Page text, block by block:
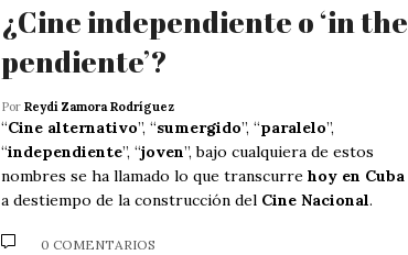
¿Cine independiente o ‘in the
pendiente’?
Por Reydi Zamora Rodríguez
“Cine alternativo”, “sumergido”, “paralelo”,
“independiente”, “joven”, bajo cualquiera de estos
nombres se ha llamado lo que transcurre hoy en Cuba
a destiempo de la construcción del Cine Nacional.
0 COMENTARIOS